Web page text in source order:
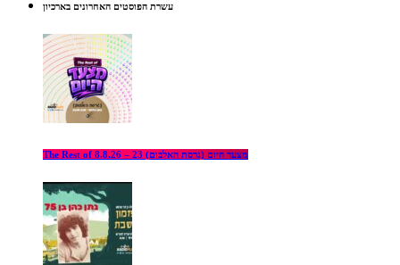
עשרת הפוסטים האחרונים בארכיון
The Rest of מצעד היום (גרסת האלבום) 23 – 8.8.26